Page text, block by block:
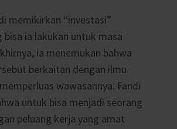
memikirkan “investasi”
bisa ia lakukan untuk masa
ia menemukan bahwa
berkaitan dengan ilmu
wawasannya. Fandi
untuk bisa menjadi seorang
peluang kerja yang amat